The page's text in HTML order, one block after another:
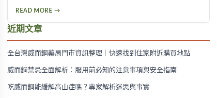
READ MORE →
近期文章
全台灣威而鋼藥局門市資訊整理｜快速找到住家附近購買地點
威而鋼禁忌全面解析：服用前必知的注意事項與安全指南
吃威而鋼能緩解高山症嗎？專家解析迷思與事實